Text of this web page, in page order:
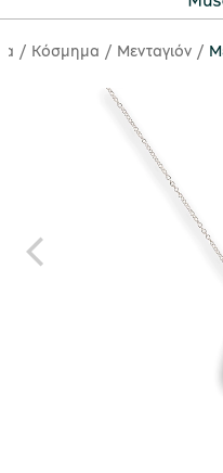
Κόσμημα Μενταγιόν